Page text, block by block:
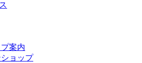
案内
ョップ